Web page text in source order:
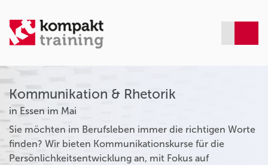
Kommunikation & Rhetorik
in Essen im Mai
Sie möchten im Berufsleben immer die richtigen Worte
finden? Wir bieten Kommunikationskurse für die
Persönlichkeitsentwicklung an, mit Fokus auf